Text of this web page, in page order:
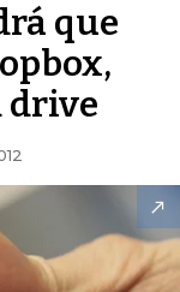
que
drive